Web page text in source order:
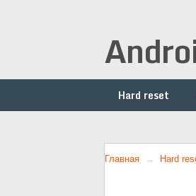
Hard reset
Главная Hard